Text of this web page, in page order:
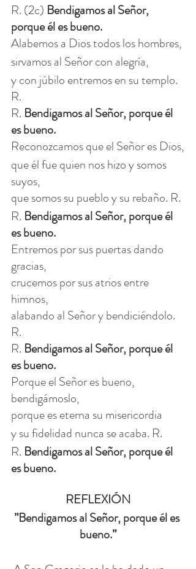
R. (2c) Bendigamos al Señor,
porque él es bueno.
Alabemos a Dios todos los hombres,
sirvamos al Señor con alegría,
y con júbilo entremos en su templo.
R.
R. Bendigamos al Señor, porque él
es bueno.
Reconozcamos que el Señor es Dios,
que él fue quien nos hizo y somos
suyos,
que somos su pueblo y su rebaño. R.
R. Bendigamos al Señor, porque él
es bueno.
Entremos por sus puertas dando
gracias,
crucemos por sus atrios entre
himnos,
alabando al Señor y bendiciéndolo.
R.
R. Bendigamos al Señor, porque él
es bueno.
Porque el Señor es bueno,
bendigámoslo,
porque es eterna su misericordia
y su fidelidad nunca se acaba. R.
R. Bendigamos al Señor, porque él
es bueno.
REFLEXIÓN
”Bendigamos al Señor, porque él es
bueno.”